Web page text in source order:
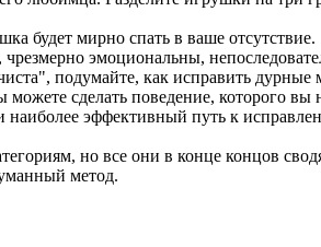
будет мирно спать в ваше отсутствие.
эмоциональны,
подумайте, как исправить дурные
сделать поведение, которого вы
эффективный путь к
но все они в конце концов
метод.